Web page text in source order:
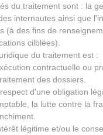
du traitement sont : la
internautes ainsi que
(à des fins de
cilblées).
du traitement est :
contractuelle ou
des dossiers.
d'une obligation
la lutte contre la
légitime et/ou le